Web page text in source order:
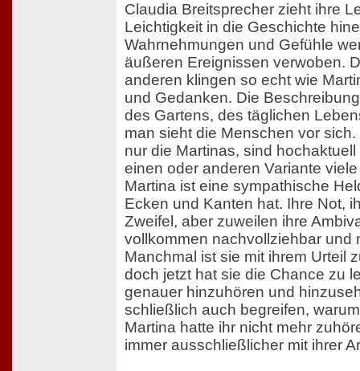
Claudia Breitsprecher zieht ihre
Leichtigkeit in die Geschichte
Wahrnehmungen und Gefühle
äußeren Ereignissen verwoben.
anderen klingen so echt wie
und Gedanken. Die
des Gartens, des täglichen
man sieht die Menschen vor
nur die Martinas, sind
einen oder anderen Variante
Martina ist eine sympathische
Ecken und Kanten hat. Ihre Not,
Zweifel, aber zuweilen ihre
vollkommen nachvollziehbar und
Manchmal ist sie mit ihrem Urteil
doch jetzt hat sie die Chance zu
genauer hinzuhören und
schließlich auch begreifen,
Martina hatte ihr nicht mehr
immer ausschließlicher mit ihrer